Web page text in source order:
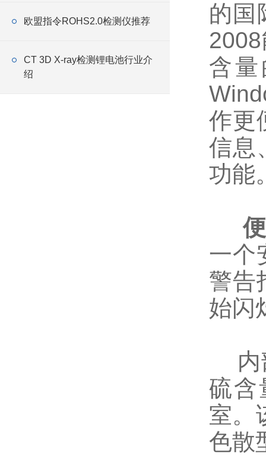
欧盟指令ROHS2.0检测仪推荐
CT 3D X-ray检测锂电池行业介
绍
的国
含
作更
信息
功能
一个
警告
始闪
内
硫含
室。
色散